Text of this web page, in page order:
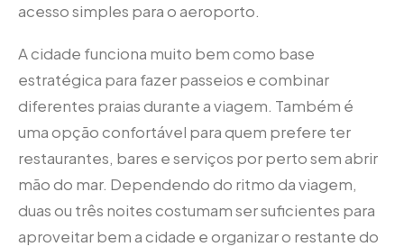
acesso simples para o aeroporto.
A cidade funciona muito bem como base
estratégica para fazer passeios e combinar
diferentes praias durante a viagem. Também é
uma opção confortável para quem prefere ter
restaurantes, bares e serviços por perto sem abrir
mão do mar. Dependendo do ritmo da viagem,
duas ou três noites costumam ser suficientes para
aproveitar bem a cidade e organizar o restante do